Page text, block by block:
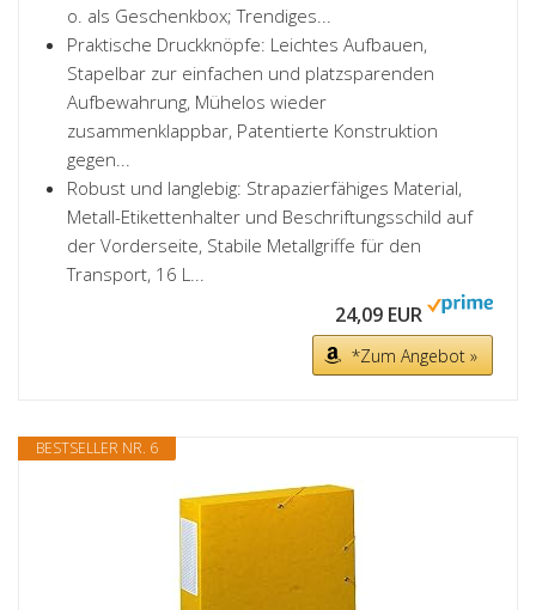
o. als Geschenkbox; Trendiges...
Praktische Druckknöpfe: Leichtes Aufbauen,
Stapelbar zur einfachen und platzsparenden
Aufbewahrung, Mühelos wieder
zusammenklappbar, Patentierte Konstruktion
gegen...
Robust und langlebig: Strapazierfähiges Material,
Metall-Etikettenhalter und Beschriftungsschild auf
der Vorderseite, Stabile Metallgriffe für den
Transport, 16 L...
24,09 EUR
*Zum Angebot »
BESTSELLER NR. 6